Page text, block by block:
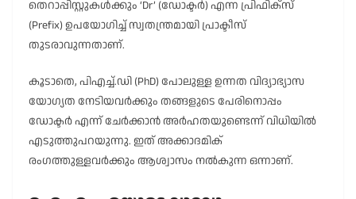
തെറാപ്പിസ്റ്റുകൾക്കും ‘Dr’ (ഡോക്ടർ) എന്ന പ്രിഫിക്സ്
(Prefix) ഉപയോഗിച്ച് സ്വതന്ത്രമായി പ്രാക്ടീസ്
തുടരാവുന്നതാണ്.
കൂടാതെ, പിഎച്ച്.ഡി (PhD) പോലുള്ള ഉന്നത വിദ്യാഭ്യാസ
യോഗ്യത നേടിയവർക്കും തങ്ങളുടെ പേരിനൊപ്പം
ഡോക്ടർ എന്ന് ചേർക്കാൻ അർഹതയുണ്ടെന്ന് വിധിയിൽ
എടുത്തുപറയുന്നു. ഇത് അക്കാദമിക്
രംഗത്തുള്ളവർക്കും ആശ്വാസം നൽകുന്ന ഒന്നാണ്.